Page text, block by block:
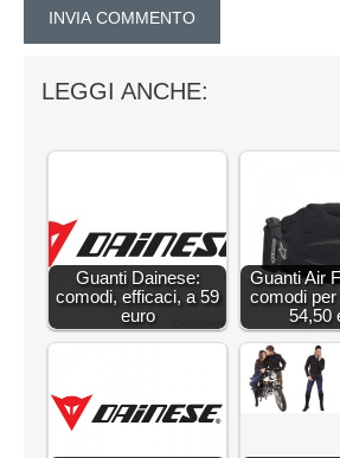
LEGGI ANCHE:
Guanti Dainese:
comodi, efficaci, a 59
euro
Guanti Air
comodi
54,50